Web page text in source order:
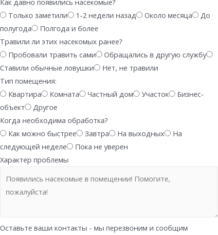
Только заметили
1-2 недели назад Около месяца
До
полугода
Полгода и более
Травили ли этих насекомых ранее?
Пробовали травить сами
Обращались в другую службу
Ставили обычные ловушки
Нет, не травили
Тип помещения:
Квартира
Комната Частный дом Участок
Бизнес-
объект
Другое
Когда необходима обработка?
Как можно быстрее
Завтра На выходных
На
следующей неделе
Пока не уверен
Характер проблемы
Оставьте ваши контакты - мы перезвоним и сообщим